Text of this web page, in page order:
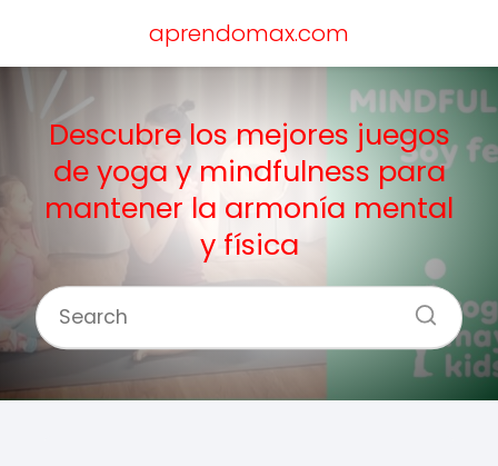
aprendomax.com
Descubre los mejores juegos
de yoga y mindfulness para
mantener la armonía mental
y física